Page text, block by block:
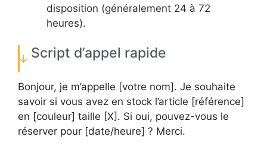
disposition (généralement 24 à 72
heures).
Script d’appel rapide
Bonjour, je m’appelle [votre nom]. Je souhaite
savoir si vous avez en stock l’article [référence]
en [couleur] taille [X]. Si oui, pouvez-vous le
réserver pour [date/heure] ? Merci.